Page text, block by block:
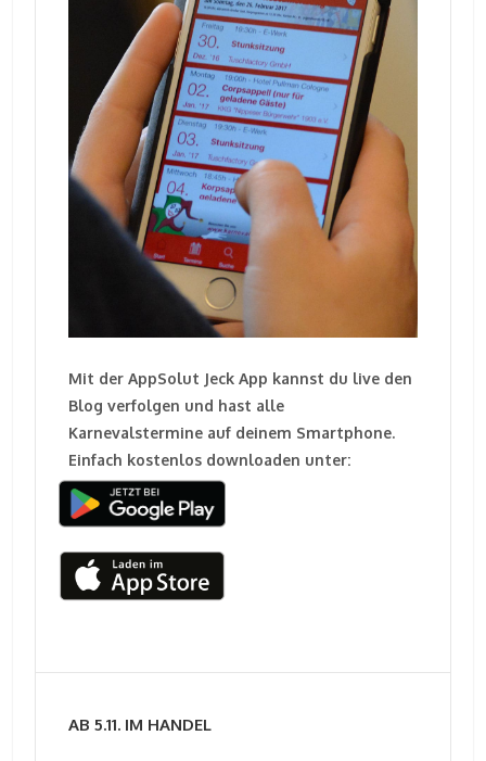
Mit der AppSolut Jeck App kannst du live den
Blog verfolgen und hast alle
Karnevalstermine auf deinem Smartphone.
Einfach kostenlos downloaden unter:
AB 5.11. IM HANDEL